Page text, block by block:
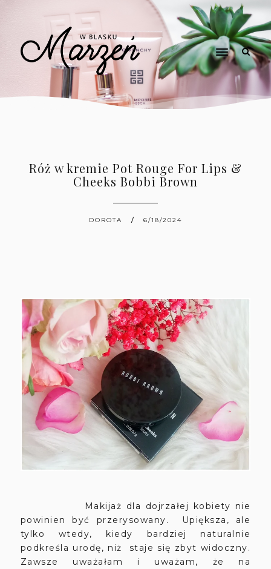
Róż w kremie Pot Rouge For Lips &
Cheeks Bobbi Brown
DOROTA 6/18/2024
Makijaż dla dojrzałej kobiety nie
powinien być przerysowany. Upiększa, ale
tylko wtedy, kiedy bardziej naturalnie
podkreśla urodę, niż staje się zbyt widoczny.
Zawsze uważałam i uważam, że na